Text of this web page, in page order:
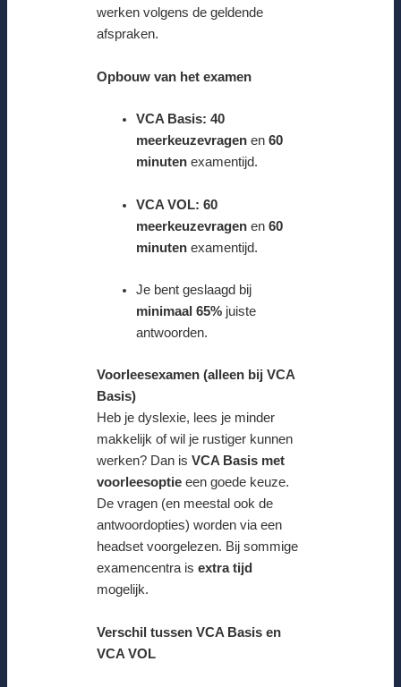
werken volgens de geldende
afspraken.
Opbouw van het examen
VCA Basis: 40
meerkeuzevragenen 60
minutenexamentijd.
VCA VOL: 60
meerkeuzevragenen 60
minutenexamentijd.
Je bent geslaagd bij
minimaal 65%juiste
antwoorden.
Voorleesexamen (alleen bij VCA
Basis)
Heb je dyslexie, lees je minder
makkelijk of wil je rustiger kunnen
werken? Dan is VCA Basis met
voorleesoptieeen goede keuze.
De vragen (en meestal ook de
antwoordopties) worden via een
headset voorgelezen. Bij sommige
examencentra is extra tijd
mogelijk.
Verschil tussen VCA Basis en
VCA VOL